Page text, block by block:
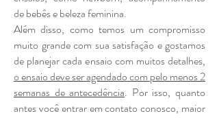
de bebês e beleza feminina.
Além disso, como temos um compromisso
muito grande com sua satisfação e gostamos
de planejar cada ensaio com muitos detalhes,
o ensaio deve ser agendado com pelo menos 2
semanas de antecedência. Por isso, quanto
antes você entrar em contato conosco, maior